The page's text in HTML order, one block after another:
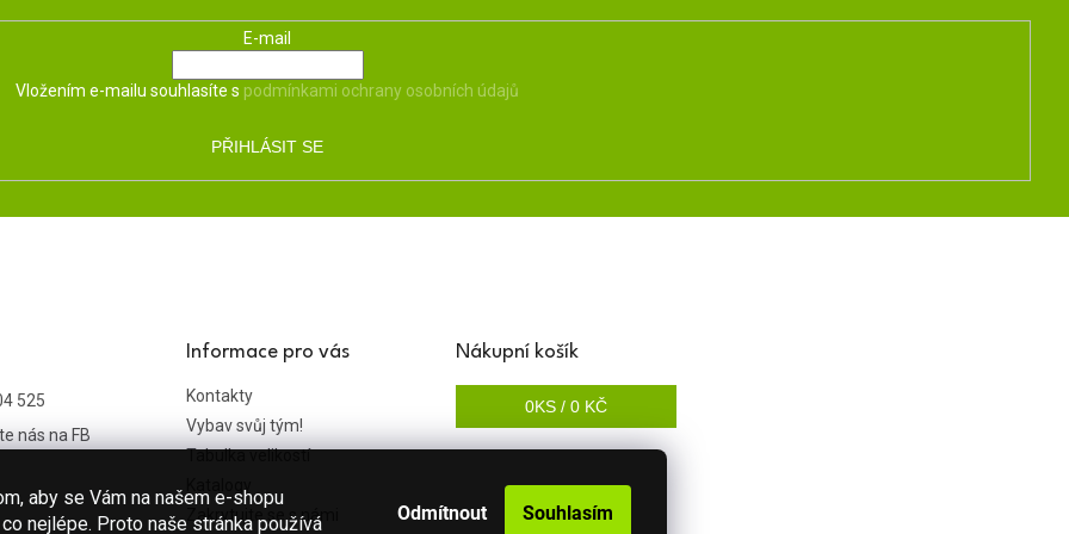
aby se Vám na našem e-shopu
nejlépe. Proto naše stránka používá
Odmítnout Souhlasím
E-mail
Vložením e-mailu souhlasíte s podmínkami ochrany osobních údajů
PŘIHLÁSIT SE
525
nás na FB
Informace pro vás
Kontakty
Vybav svůj tým!
Tabulka velikostí
Katalogy
Zakrytujte se s námi
Nákupní košík
0KS / 0 KČ